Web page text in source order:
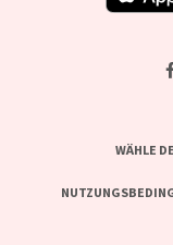
WÄHLE